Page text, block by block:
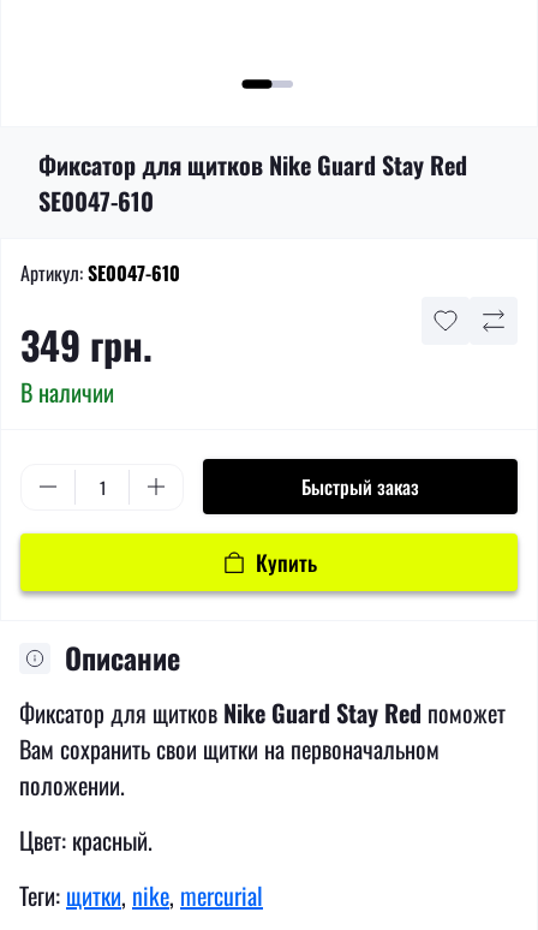
Фиксатор для щитков Nike Guard Stay Red
SE0047-610
Артикул:SE0047-610
349 грн.
В наличии
Быстрый заказ
Купить
Описание
Фиксатор для щитков Nike Guard Stay Red поможет
Вам сохранить свои щитки на первоначальном
положении.
Цвет: красный.
Теги: щитки, nike, mercurial